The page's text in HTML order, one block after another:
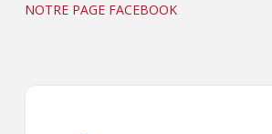
NOTRE PAGE FACEBOOK